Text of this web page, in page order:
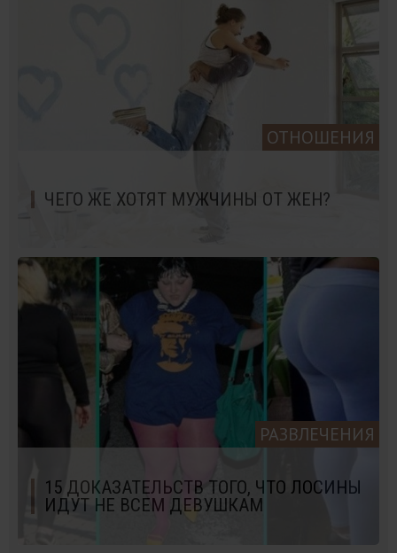
ОТНОШЕНИЯ
ЧЕГО ЖЕ ХОТЯТ МУЖЧИНЫ ОТ ЖЕН?
РАЗВЛЕЧЕНИЯ
15 ДОКАЗАТЕЛЬСТВ ТОГО, ЧТО ЛОСИНЫ
ИДУТ НЕ ВСЕМ ДЕВУШКАМ